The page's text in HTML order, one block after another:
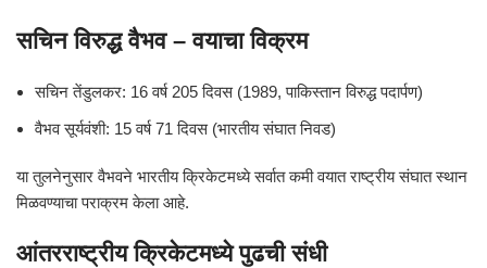
सचिन विरुद्ध वैभव – वयाचा विक्रम
सचिन तेंडुलकर: 16 वर्ष 205 दिवस (1989, पाकिस्तान विरुद्ध पदार्पण)
वैभव सूर्यवंशी: 15 वर्ष 71 दिवस (भारतीय संघात निवड)
या तुलनेनुसार वैभवने भारतीय क्रिकेटमध्ये सर्वात कमी वयात राष्ट्रीय संघात स्थान
मिळवण्याचा पराक्रम केला आहे.
आंतरराष्ट्रीय क्रिकेटमध्ये पुढची संधी